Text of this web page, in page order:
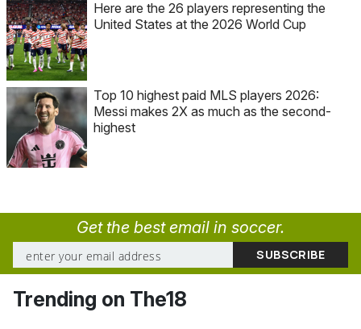
Here are the 26 players representing the
United States at the 2026 World Cup
Top 10 highest paid MLS players 2026:
Messi makes 2X as much as the second-
highest
Get the best email in soccer.
Trending on The18